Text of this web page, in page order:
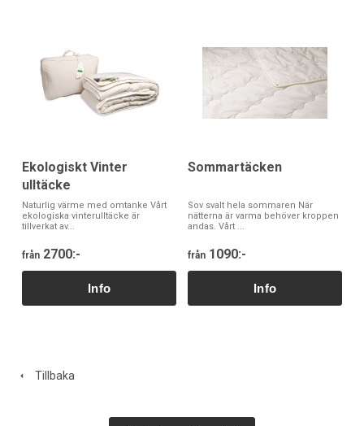
Ekologiskt Vinter
ulltäcke
Naturlig värme med omtanke Vårt
ekologiska vinterulltäcke är
tillverkat av...
från 2700:-
Sommartäcken
Sov svalt hela sommaren När
nätterna är varma behöver kroppen
andas. Vårt ...
från 1090:-
Tillbaka